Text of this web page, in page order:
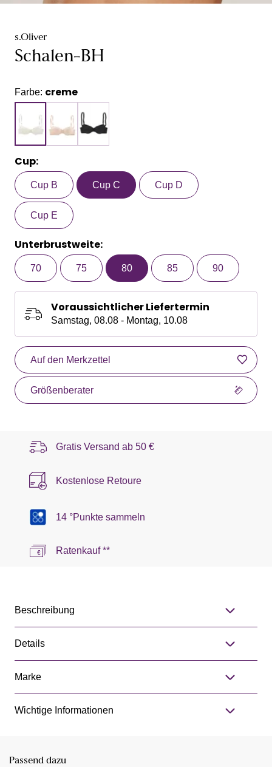
s.Oliver
Schalen-BH
Farbe: creme
Cup:
Cup B Cup C Cup D
Cup E
Unterbrustweite:
70 75 80 85 90
Voraussichtlicher Liefertermin
Samstag, 08.08 - Montag, 10.08
Auf den Merkzettel
Größenberater
Gratis Versand ab 50 €
Kostenlose Retoure
14 °Punkte sammeln
Ratenkauf **
Beschreibung
Details
Marke
Wichtige Informationen
Passend dazu